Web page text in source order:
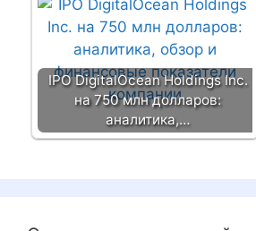
IPO DigitalOcean Holdings Inc.
на 750 млн долларов:
аналитика,…